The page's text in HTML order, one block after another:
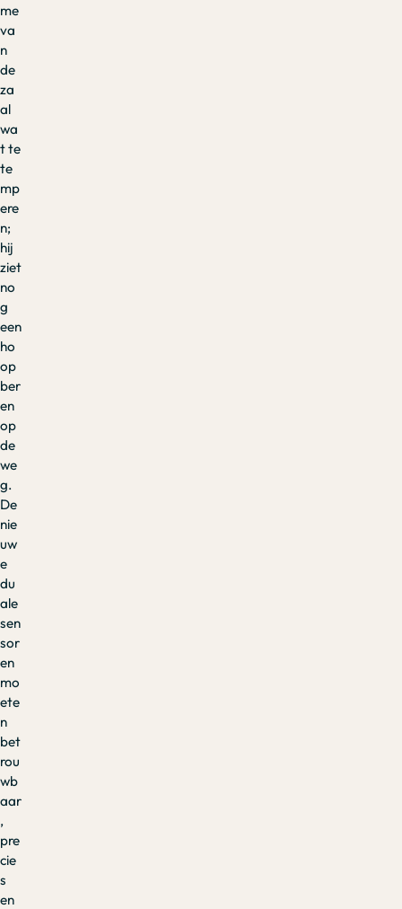
me
va
n
de
za
al
wa
t te
te
mp
ere
n;
hij
ziet
no
g
een
ho
op
ber
en
op
de
we
g.
De
nie
uw
e
du
ale
sen
sor
en
mo
ete
n
bet
rou
wb
aar
,
pre
cie
s
en